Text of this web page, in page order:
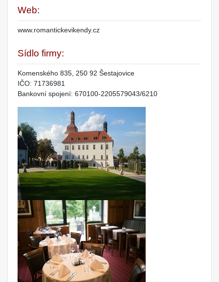
Web:
www.romantickevikendy.cz
Sídlo firmy:
Komenského 835, 250 92 Šestajovice
IČO: 71736981
Bankovní spojení: 670100-2205579043/6210